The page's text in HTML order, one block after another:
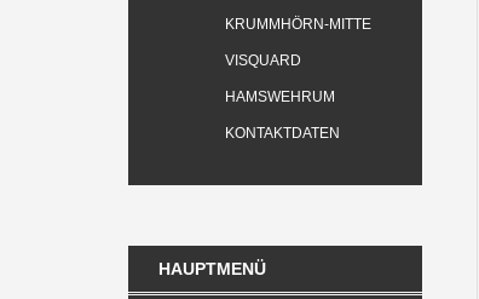
KRUMMHÖRN-MITTE
VISQUARD
HAMSWEHRUM
KONTAKTDATEN
HAUPTMENÜ